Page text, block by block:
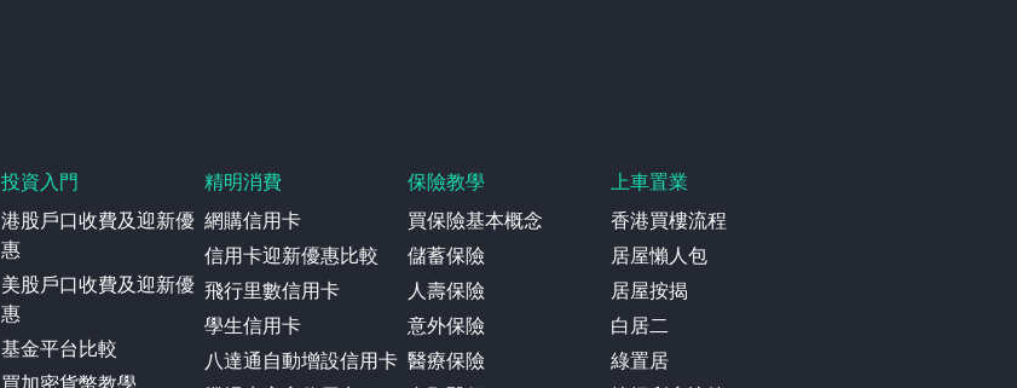
投資入門
港股戶口收費及迎新優
惠
美股戶口收費及迎新優
惠
基金平台比較
買加密貨幣教學
精明消費
網購信用卡
信用卡迎新優惠比較
飛行里數信用卡
學生信用卡
八達通自動增設信用卡
保險教學
買保險基本概念
儲蓄保險
人壽保險
意外保險
醫療保險
上車置業
香港買樓流程
居屋懶人包
居屋按揭
白居二
綠置居